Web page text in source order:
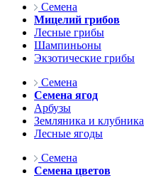
Семена
Мицелий грибов
Лесные грибы
Шампиньоны
Экзотические грибы
Семена
Семена ягод
Арбузы
Земляника и клубника
Лесные ягоды
Семена
Семена цветов